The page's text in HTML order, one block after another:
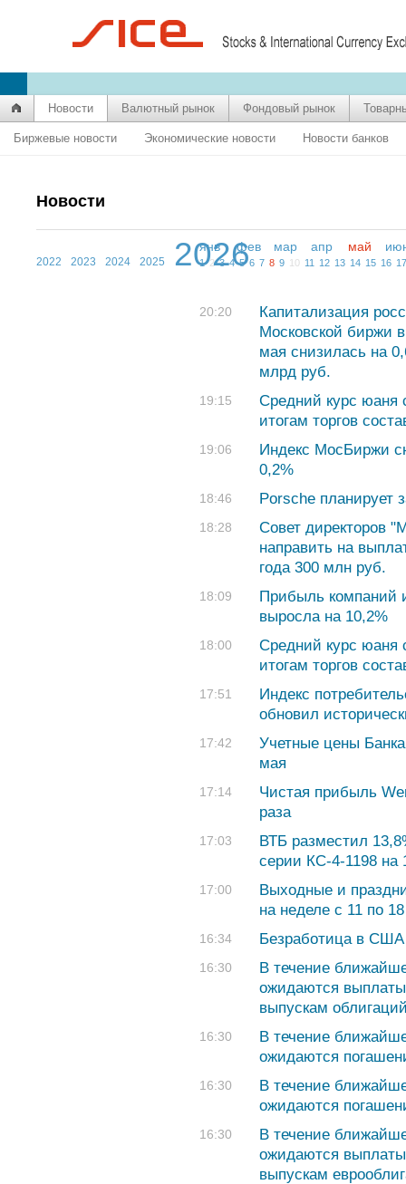
Новости Валютный рынок Фондовый рынок
Биржевые новости Экономические новости Новости банков
Новости
2022 2023 2024 2025 2026
янв фев мар апр май
1 2 3 4 5 6 7 8 9 10 11 12 13 14 15 16 17
20:20
Капитализация
Московской биржи
мая снизилась на
млрд руб.
19:15
Средний курс юаня
итогам торгов
19:06
Индекс МосБиржи
0,2%
18:46 Porsche планирует
18:28
Совет директоров
направить на
года 300 млн руб.
18:09
Прибыль компаний
выросла на 10,2%
18:00
Средний курс юаня
итогам торгов
17:51
Индекс
обновил
17:42
Учетные цены
мая
17:14
Чистая прибыль
раза
17:03
ВТБ разместил
серии КС-4-1198 на
17:00
Выходные и
на неделе с 11 по
16:34 Безработица в США
16:30
В течение
ожидаются
выпускам
16:30
В течение
ожидаются
16:30
В течение
ожидаются
16:30
В течение
ожидаются
выпускам